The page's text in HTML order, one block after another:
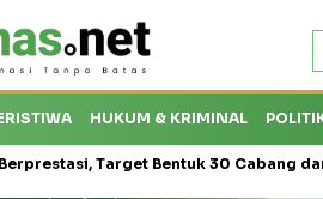
HUKUM & KRIMINAL
Target Bentuk 30 Cabang dan Cetak